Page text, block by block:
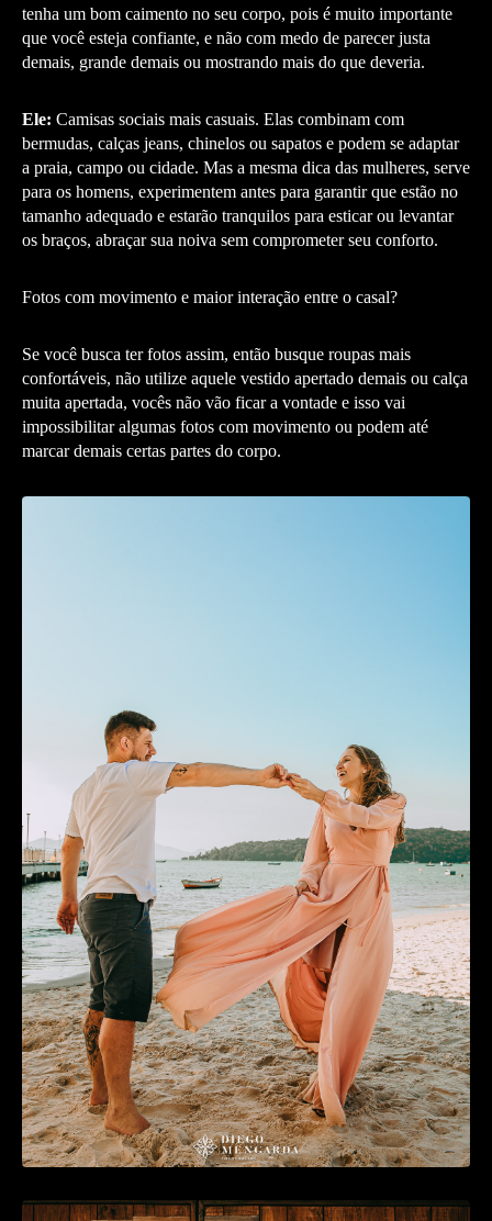
tenha um bom caimento no seu corpo, pois é muito importante
que você esteja confiante, e não com medo de parecer justa
demais, grande demais ou mostrando mais do que deveria.
Ele: Camisas sociais mais casuais. Elas combinam com
bermudas, calças jeans, chinelos ou sapatos e podem se adaptar
a praia, campo ou cidade. Mas a mesma dica das mulheres, serve
para os homens, experimentem antes para garantir que estão no
tamanho adequado e estarão tranquilos para esticar ou levantar
os braços, abraçar sua noiva sem comprometer seu conforto.
Fotos com movimento e maior interação entre o casal?
Se você busca ter fotos assim, então busque roupas mais
confortáveis, não utilize aquele vestido apertado demais ou calça
muita apertada, vocês não vão ficar a vontade e isso vai
impossibilitar algumas fotos com movimento ou podem até
marcar demais certas partes do corpo.